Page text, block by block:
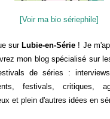
[Voir ma bio sériephile]
sur Lubie-en-Série ! Je
mon blog spécialisé sur
de séries :
festivals, critiques,
et plein d'autres idées en